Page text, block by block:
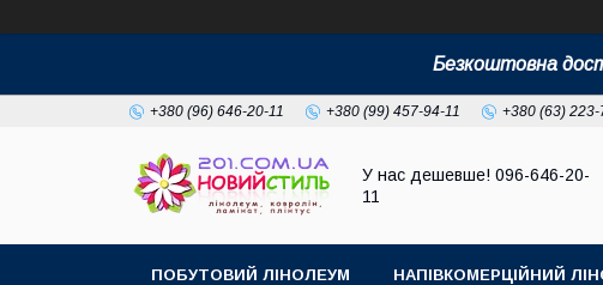
Безкоштовна
+380 (96) 646-20-11 +380 (99) 457-94-11 +380 (63) 223-
У нас дешевше! 096-646-20-
11
ПОБУТОВИЙ ЛІНОЛЕУМ НАПІВКОМЕРЦІЙНИЙ